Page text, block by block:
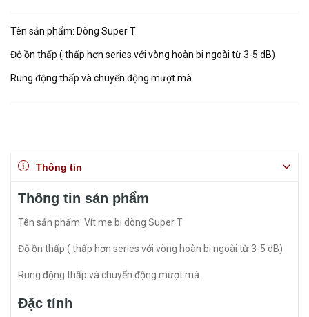
Tên sản phẩm: Dòng Super T
Độ ồn thấp ( thấp hơn series với vòng hoàn bi ngoài từ 3-5 dB)
Rung động thấp và chuyển động mượt mà.
Thông tin
Thông tin sản phẩm
Tên sản phẩm: Vít me bi dòng Super T
Độ ồn thấp ( thấp hơn series với vòng hoàn bi ngoài từ 3-5 dB)
Rung động thấp và chuyển động mượt mà.
Đặc tính